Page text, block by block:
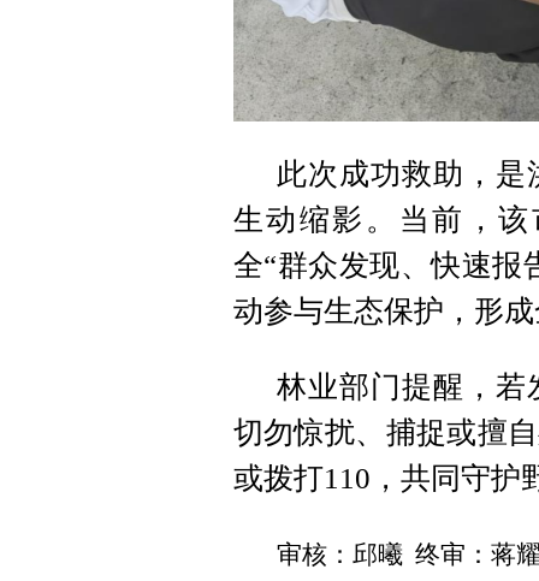
此次成功救助，
生动缩影。当前，
全“群众发现、快速报
动参与生态保护，形
林业部门提醒，若
切勿惊扰、捕捉或擅
或拨打110，共同守护
审核：邱曦 终审：蒋